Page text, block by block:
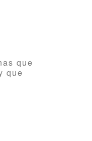
que
que